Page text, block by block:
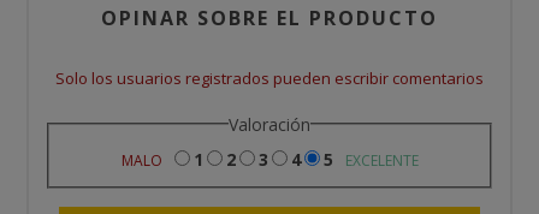
OPINAR SOBRE EL PRODUCTO
Solo los usuarios registrados pueden escribir comentarios
Valoración
MALO 1 2 3 4 5 EXCELENTE